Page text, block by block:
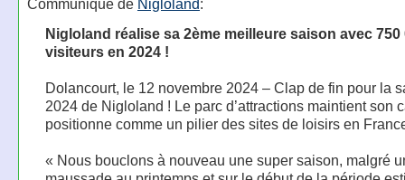
Communiqué de Nigloland:
Nigloland réalise sa 2ème meilleure saison avec 750
visiteurs en 2024 !
Dolancourt, le 12 novembre 2024 – Clap de fin pour la
2024 de Nigloland ! Le parc d’attractions maintient son
positionne comme un pilier des sites de loisirs en
« Nous bouclons à nouveau une super saison, malgré